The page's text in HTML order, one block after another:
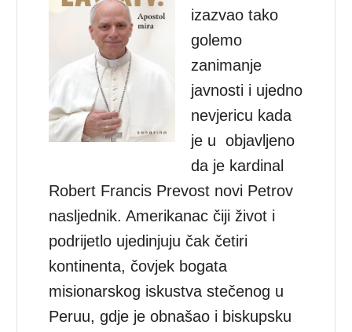
izazvao tako
golemo
zanimanje
javnosti i ujedno
nevjericu kada
je u objavljeno
da je kardinal
Robert Francis Prevost novi Petrov
nasljednik. Amerikanac čiji život i
podrijetlo ujedinjuju čak četiri
kontinenta, čovjek bogata
misionarskog iskustva stečenog u
Peruu, gdje je obnašao i biskupsku